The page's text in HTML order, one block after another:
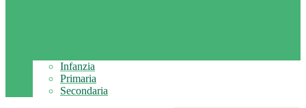
Infanzia
Primaria
Secondaria